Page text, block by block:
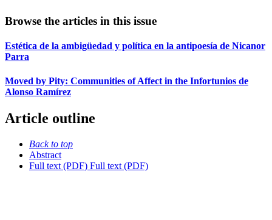
Browse the articles in this issue
Estética de la ambigüedad y política en la antipoesía de Nicanor
Parra
Moved by Pity: Communities of Affect in the Infortunios de
Alonso Ramírez
Article outline
Back to top
Abstract
Full text (PDF) Full text (PDF)